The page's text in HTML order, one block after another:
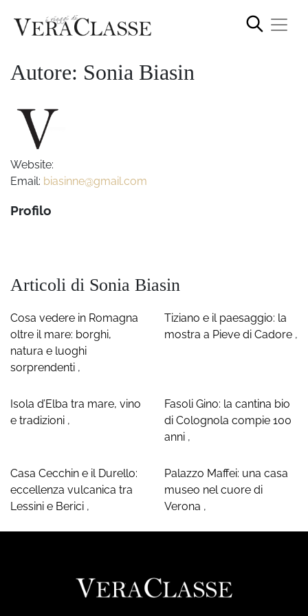
Autore: Sonia Biasin
Website:
Email: biasinne@gmail.com
Profilo
Articoli di Sonia Biasin
Cosa vedere in Romagna
oltre il mare: borghi,
natura e luoghi
sorprendenti ,
Tiziano e il paesaggio: la
mostra a Pieve di Cadore ,
Isola d’Elba tra mare, vino
e tradizioni ,
Fasoli Gino: la cantina bio
di Colognola compie 100
anni ,
Casa Cecchin e il Durello:
eccellenza vulcanica tra
Lessini e Berici ,
Palazzo Maffei: una casa
museo nel cuore di
Verona ,